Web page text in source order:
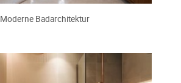
Moderne Badarchitektur